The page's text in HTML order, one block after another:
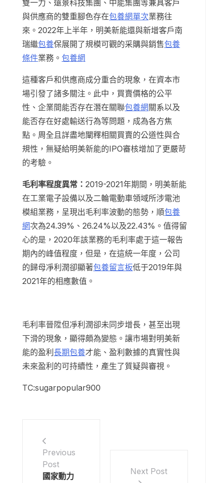
雙一力、遠景科技集團、中能集團等兼具客戶
與供應商的雙重腳色存在包養網單次業務往
來。2022年上半年，明美新能還與新增客戶南
瑞繼包養保展開了規模可觀的采購與銷售包養
條件業務。 包養網
這種客戶和供應商成分重合的現象，在資本市
場引發了諸多關注。此中，買賣價格的公平
性、企業間能否存在潛在關聯包養網 關系以及
能否存在好處輸送行為等問題，成為各方焦
點。周全且詳盡地闡釋相關買賣的公道性與合
規性，無疑給明美新能的IPO審核增加了更嚴苛
的考驗。
毛利率程度異常： 2019-2021年期間，明美新能
在工業電子設備以及二輪電動車領域所涉電池
模組業務，呈現出毛利率波動的態勢，順包養
網次為24.39%、26.24%以及22.43%。值得留
心的是，2020年該業務的毛利率處于這一報告
期內的峰值程度，但是，在這統一年度，公司
的歸母凈利潤卻顯著包養留言板低于2019年與
2021年的相應數值。
毛利率晉陞但凈利潤卻未同步增長，甚至出現
下滑的現象，顯得頗為變態。讓市場對明美新
能的盈利 長期包養才能、盈利數據的真實性與
未來盈利的可持續性，產生了質疑與審視。
TC:sugarpopular900
Previous
Post
國家動力
Next Post